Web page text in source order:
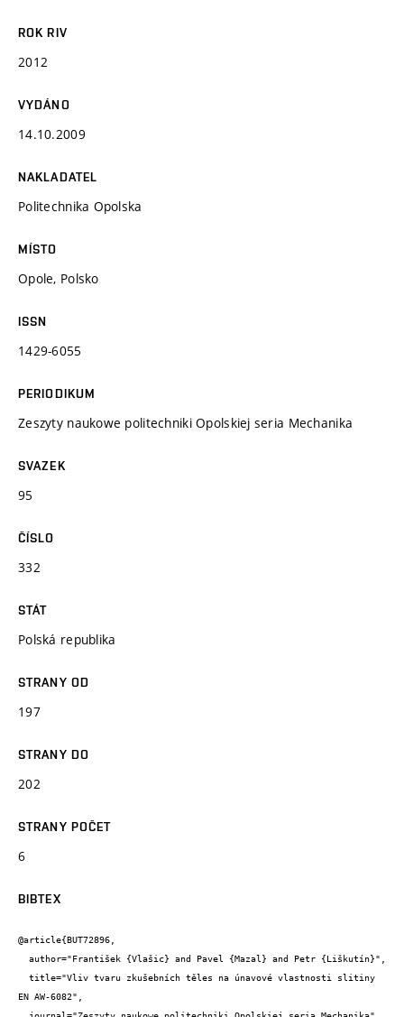
ROK RIV
2012
VYDÁNO
14.10.2009
NAKLADATEL
Politechnika Opolska
MÍSTO
Opole, Polsko
ISSN
1429-6055
PERIODIKUM
Zeszyty naukowe politechniki Opolskiej seria Mechanika
SVAZEK
95
ČÍSLO
332
STÁT
Polská republika
STRANY OD
197
STRANY DO
202
STRANY POČET
6
BIBTEX
@article{BUT72896,
EN AW-6082",